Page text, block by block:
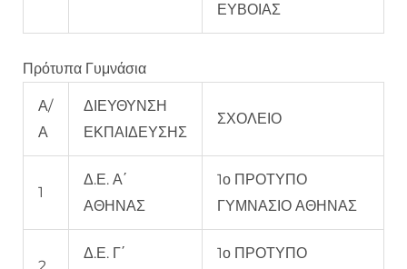
ΕΥΒΟΙΑΣ
Πρότυπα Γυμνάσια
Α/
Α
ΔΙΕΥΘΥΝΣΗ
ΕΚΠΑΙΔΕΥΣΗΣ
ΣΧΟΛΕΙΟ
1
Δ.Ε. Α΄
ΑΘΗΝΑΣ
1ο ΠΡΟΤΥΠΟ
ΓΥΜΝΑΣΙΟ ΑΘΗΝΑΣ
Δ.Ε. Γ΄
1ο ΠΡΟΤΥΠΟ